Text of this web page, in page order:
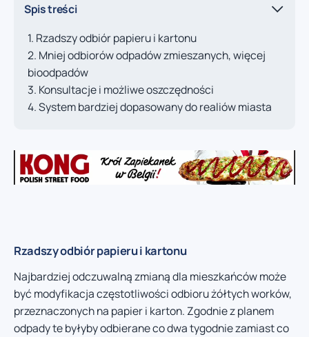
Spis treści
Rzadszy odbiór papieru i kartonu
Mniej odbiorów odpadów zmieszanych, więcej
bioodpadów
Konsultacje i możliwe oszczędności
System bardziej dopasowany do realiów miasta
Rzadszy odbiór papieru i kartonu
Najbardziej odczuwalną zmianą dla mieszkańców może
być modyfikacja częstotliwości odbioru żółtych worków,
przeznaczonych na papier i karton. Zgodnie z planem
odpady te byłyby odbierane co dwa tygodnie zamiast co